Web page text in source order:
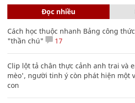
Đọc nhiều
Cách học thuộc nhanh Bảng công
"thần chú"
17
Clip lột tả chân thực cảnh anh trai và
mèo', người tinh ý còn phát hiện một
con